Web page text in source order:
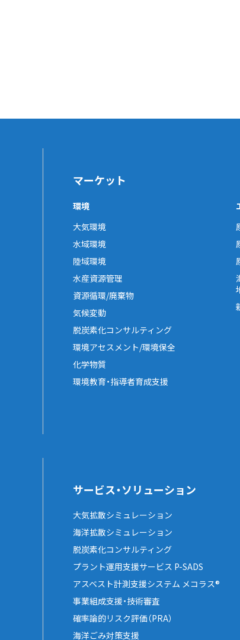
マーケット
環境
大気環境
水域環境
陸域環境
水産資源管理
資源循環/廃棄物
気候変動
脱炭素化コンサルティング
環境アセスメント/環境保全
化学物質
環境教育・指導者育成支援
サービス・ソリューション
大気拡散シミュレーション
海洋拡散シミュレーション
脱炭素化コンサルティング
プラント運用支援サービス P-SADS
アスベスト計測支援システム メコラス®
事業組成支援・技術審査
確率論的リスク評価（PRA）
海洋ごみ対策支援